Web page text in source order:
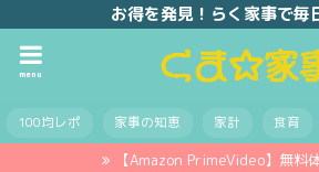
お得を発見！らく家事で毎
menu
100均レポ 家事の知恵 家計 食育
【Amazon PrimeVideo】無料